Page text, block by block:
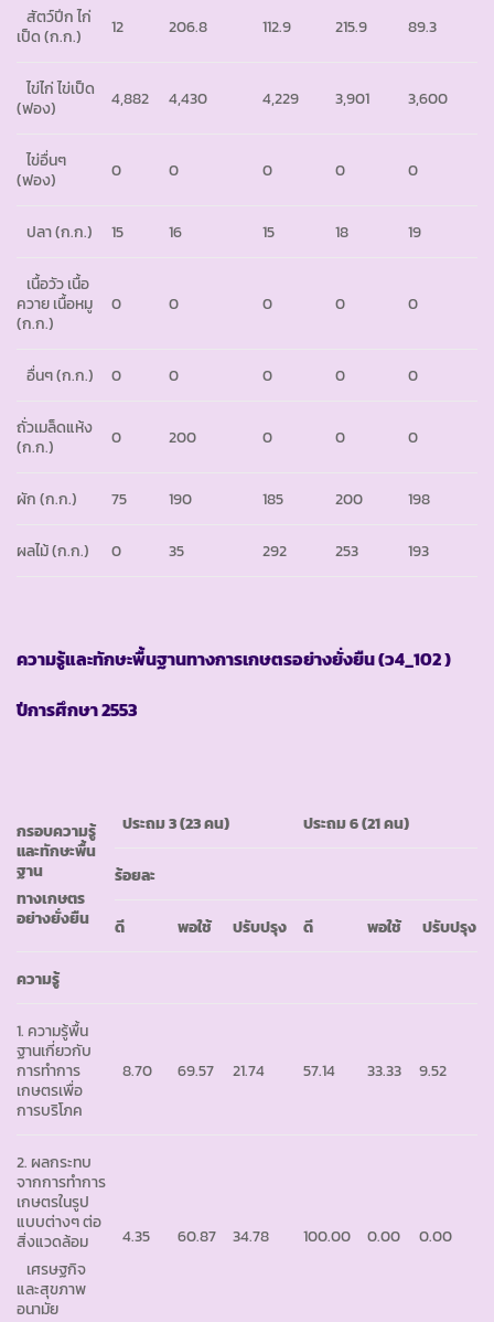
สัตว์ปีก ไก่
เป็ด (ก.ก.)
12 206.8 112.9 215.9 89.3
ไข่ไก่ ไข่เป็ด
(ฟอง)
4,882 4,430 4,229 3,901 3,600
ไข่อื่นๆ
(ฟอง)
0 0 0 0 0
ปลา (ก.ก.) 15 16 15 18 19
เนื้อวัว เนื้อ
ควาย เนื้อหมู
(ก.ก.)
0 0 0 0 0
อื่นๆ (ก.ก.) 0 0 0 0 0
ถั่วเมล็ดแห้ง
(ก.ก.)
0 200 0 0 0
ผัก (ก.ก.) 75 190 185 200 198
ผลไม้ (ก.ก.) 0 35 292 253 193
ความรู้และทักษะพื้นฐานทางการเกษตรอย่างยั่งยืน(ว4_102 )
ปีการศึกษา2553
กรอบความรู้
และทักษะพื้น
ฐาน
ทางเกษตร
อย่างยั่งยืน
ประถม 3(23 คน) ประถม6 (21 คน)
ร้อยละ
ดี พอใช้ ปรับปรุง ดี พอใช้ ปรับปรุง
ความรู้
1. ความรู้พื้น
ฐานเกี่ยวกับ
การทำการ
เกษตรเพื่อ
การบริโภค
8.70 69.57 21.74 57.14 33.33 9.52
2. ผลกระทบ
จากการทำการ
เกษตรในรูป
แบบต่างๆ ต่อ
สิ่งแวดล้อม
เศรษฐกิจ
และสุขภาพ
อนามัย
4.35 60.87 34.78 100.00 0.00 0.00